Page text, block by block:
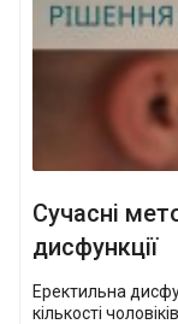
Сучасні
дисфункції
Еректильна
кількості